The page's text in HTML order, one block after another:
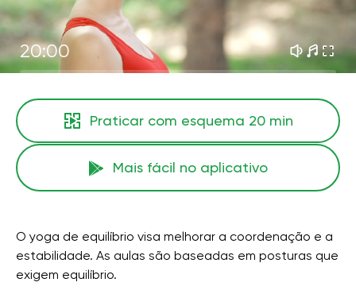
20:00
Praticar com esquema 20 min
Mais fácil no aplicativo
O yoga de equilíbrio visa melhorar a coordenação e a
estabilidade. As aulas são baseadas em posturas que
exigem equilíbrio.